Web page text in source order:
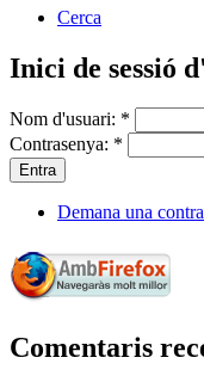
Cerca
Inici de sessió
Nom d'usuari: *
Contrasenya: *
Demana una
Comentaris